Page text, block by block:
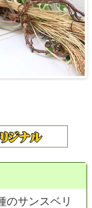
のサンスベリ